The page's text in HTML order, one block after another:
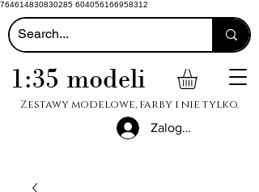
764614830830285 604056166958312
1:35 modeli
Zestawy modelowe, farby i nie tylko.
Zaloguj się